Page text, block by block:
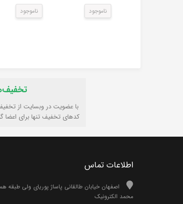
ناموجود ناموجود
با عضویت در وبسایت از
کدهای تخفیف تنها برای اعضا
اطلاعات تماس
اصفهان خیابان طالقانی پاساژ پوریای ولی طبقه
محمد الکترونیک